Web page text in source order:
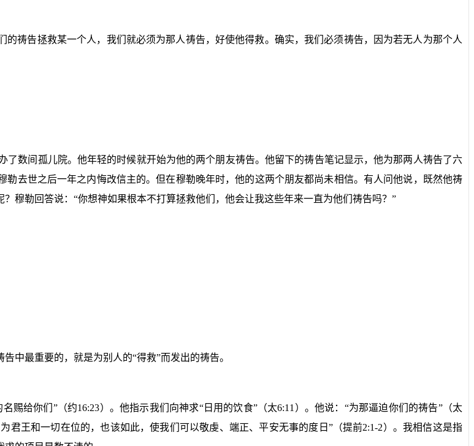
祷告拯救某一个人，我们就必须为那人祷告，好使他得救。确实，我们必须祷告，因为若无人为那个人
了数间孤儿院。他年轻的时候就开始为他的两个朋友祷告。他留下的祷告笔记显示，他为那两人祷告了六
去世之后一年之内悔改信主的。但在穆勒晚年时，他的这两个朋友都尚未相信。有人问他说，既然他祷
穆勒回答说：“你想神如果根本不打算拯救他们，他会让我这些年来一直为他们祷告吗？”
中最重要的，就是为别人的“得救”而发出的祷告。
赐给你们”（约16:23）。他指示我们向神求“日用的饮食”（太6:11 ）。他说：“为那逼迫你们的祷告”（太
君王和一切在位的，也该如此，使我们可以敬虔、端正、平安无事的度日”（提前2:1-2）。我相信这是指